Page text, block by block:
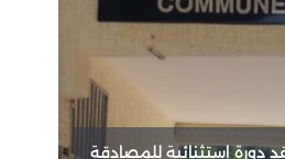
استثنائية للمصادقة